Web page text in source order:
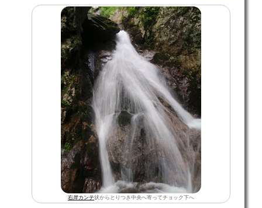
右岸カンテ状からとりつき中央へ寄ってチョック下へ